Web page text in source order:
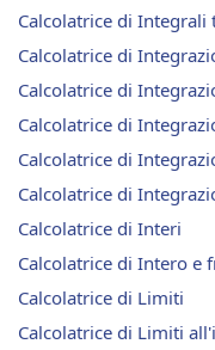
Calcolatrice di
Calcolatrice di
Calcolatrice di
Calcolatrice di
Calcolatrice di
Calcolatrice di
Calcolatrice di Interi
Calcolatrice di Intero e
Calcolatrice di Limiti
Calcolatrice di Limiti